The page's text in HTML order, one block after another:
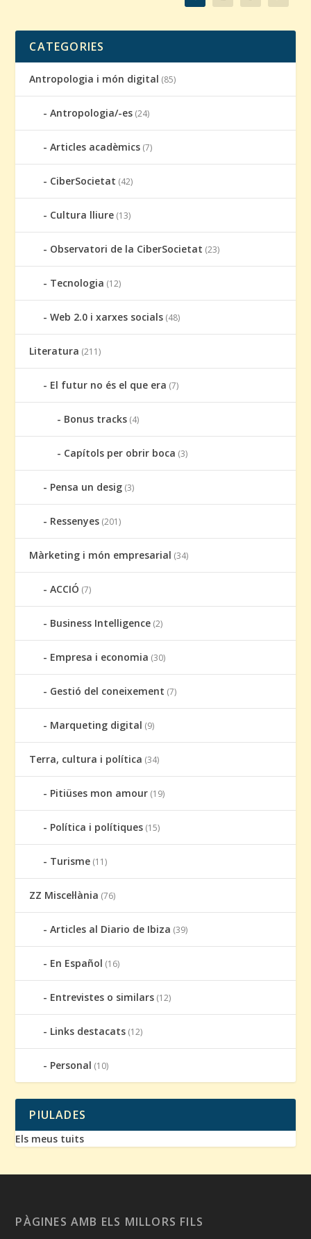
CATEGORIES
Antropologia i món digital (85)
Antropologia/-es (24)
Articles acadèmics (7)
CiberSocietat (42)
Cultura lliure (13)
Observatori de la CiberSocietat (23)
Tecnologia (12)
Web 2.0 i xarxes socials (48)
Literatura (211)
El futur no és el que era (7)
Bonus tracks (4)
Capítols per obrir boca (3)
Pensa un desig (3)
Ressenyes (201)
Màrketing i món empresarial (34)
ACCIÓ (7)
Business Intelligence (2)
Empresa i economia (30)
Gestió del coneixement (7)
Marqueting digital (9)
Terra, cultura i política (34)
Pitiüses mon amour (19)
Política i polítiques (15)
Turisme (11)
ZZ Miscel·lània (76)
Articles al Diario de Ibiza (39)
En Español (16)
Entrevistes o similars (12)
Links destacats (12)
Personal (10)
PIULADES
Els meus tuits
PÀGINES AMB ELS MILLORS FILS